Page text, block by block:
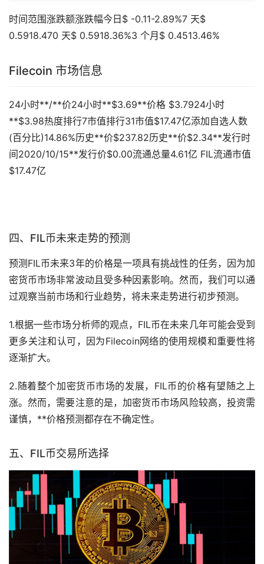
时间范围涨跌额涨跌幅今日$ -0.11-2.89%7 天$
0.5918.470 天$ 0.5918.36%3 个月$ 0.4513.46%
Filecoin 市场信息
24小时**/**价24小时**$3.69**价格 $3.7924小时
**$3.98热度排行7市值排行31市值$17.47亿添加自选人数
(百分比)14.86%历史**价$237.82历史**价$2.34**发行时
间2020/10/15**发行价$0.00流通总量4.61亿 FIL流通市值
$17.47亿
四、FIL币未来走势的预测
预测FIL币未来3年的价格是一项具有挑战性的任务，因为加
密货币市场非常波动且受多种因素影响。然而，我们可以通
过观察当前市场和行业趋势，将未来走势进行初步预测。
1.根据一些市场分析师的观点，FIL币在未来几年可能会受到
更多关注和认可，因为Filecoin网络的使用规模和重要性将
逐渐扩大。
2.随着整个加密货币市场的发展，FIL币的价格有望随之上
涨。然而，需要注意的是，加密货币市场风险较高，投资需
谨慎，**价格预测都存在不确定性。
五、FIL币交易所选择